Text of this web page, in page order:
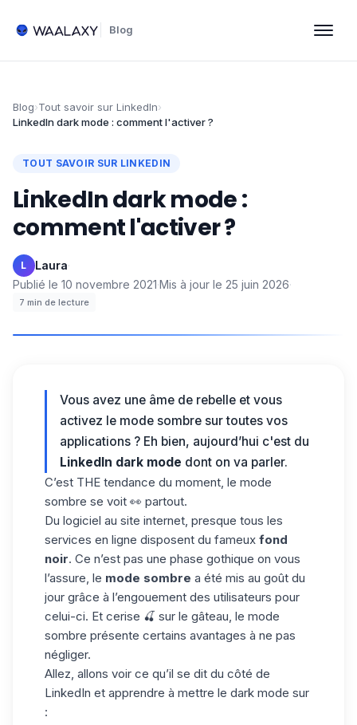
Blog
Blog›Tout savoir sur LinkedIn›
LinkedIn dark mode : comment l'activer ?
TOUT SAVOIR SUR LINKEDIN
LinkedIn dark mode :
comment l'activer ?
L Laura·
Publié le 10 novembre 2021·Mis à jour le 25 juin 2026·
7 min de lecture
Vous avez une âme de rebelle et vous
activez le mode sombre sur toutes vos
applications ? Eh bien, aujourd’hui c'est du
LinkedIn dark mode dont on va parler.
C’est THE tendance du moment, le mode
sombre se voit 👀 partout.
Du logiciel au site internet, presque tous les
services en ligne disposent du fameux fond
noir. Ce n’est pas une phase gothique on vous
l’assure, le mode sombre a été mis au goût du
jour grâce à l’engouement des utilisateurs pour
celui-ci. Et cerise 🍒 sur le gâteau, le mode
sombre présente certains avantages à ne pas
négliger.
Allez, allons voir ce qu’il se dit du côté de
LinkedIn et apprendre à mettre le dark mode sur
: